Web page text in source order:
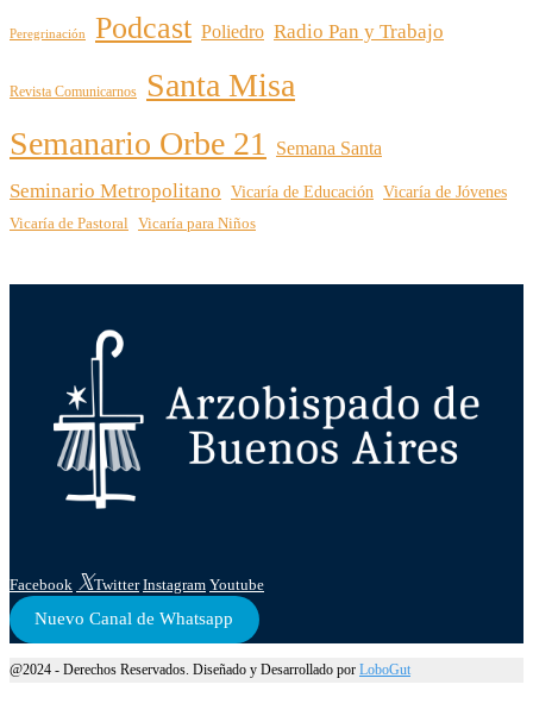
Peregrinación Podcast Poliedro Radio Pan y Trabajo
Revista Comunicarnos
Santa Misa
Semanario Orbe 21 Semana Santa
Seminario Metropolitano Vicaría de Educación Vicaría de Jóvenes
Vicaría de Pastoral Vicaría para Niños
Facebook Twitter Instagram Youtube
Nuevo Canal de Whatsapp
@2024 - Derechos Reservados. Diseñado y Desarrollado por LoboGut